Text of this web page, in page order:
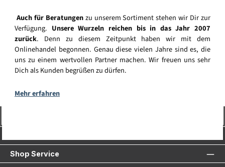
Auch für Beratungenzu unserem Sortiment stehen wir Dir zur
Verfügung. Unsere Wurzeln reichen bis in das Jahr 2007
zurück. Denn zu diesem Zeitpunkt haben wir mit dem
Onlinehandel begonnen. Genau diese vielen Jahre sind es, die
uns zu einem wertvollen Partner machen. Wir freuen uns sehr
Dich als Kunden begrüßen zu dürfen.
Mehr erfahren
Shop Service